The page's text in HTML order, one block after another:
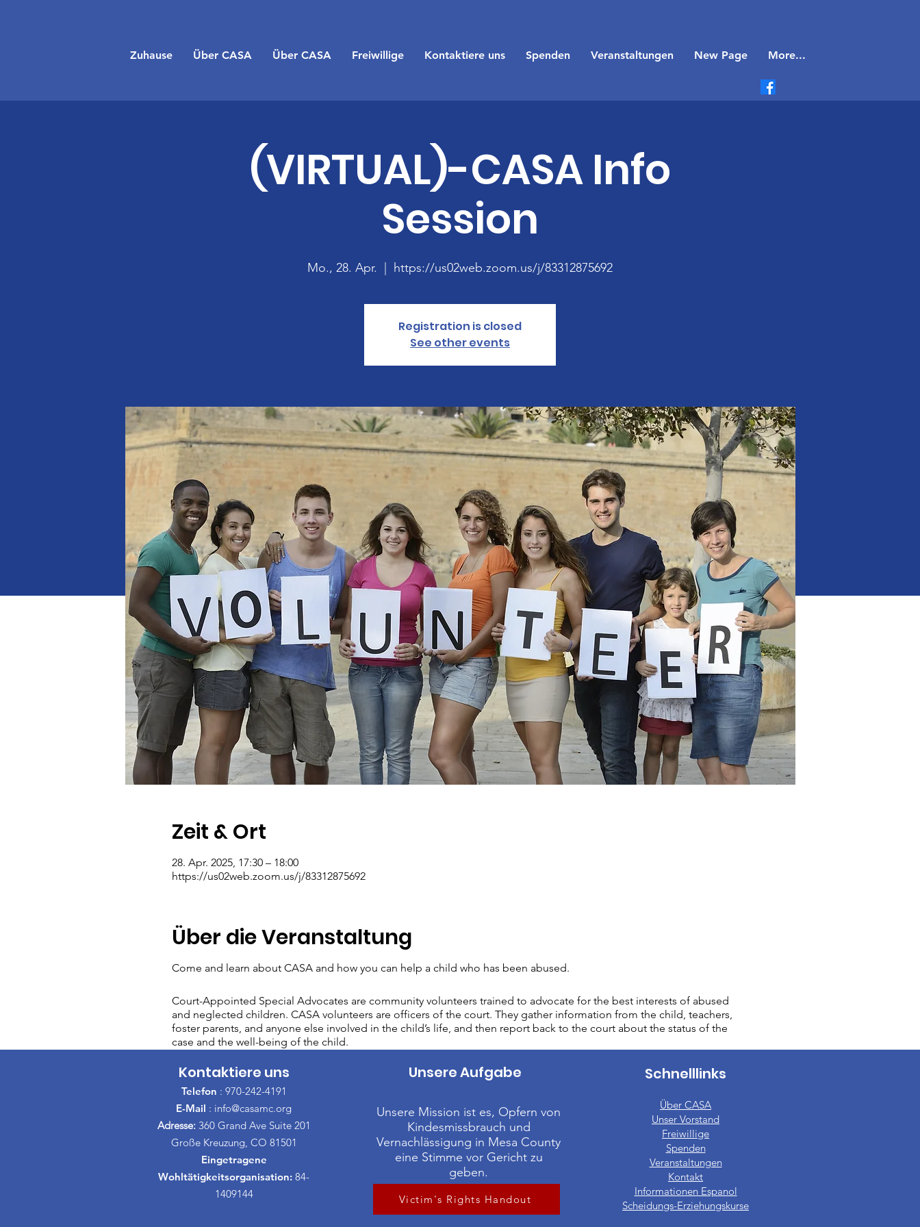
Zuhause Über CASA Über CASA Freiwillige Kontaktiere uns Spenden Veranstaltungen New Page More...
(VIRTUAL)-CASA Info
Session
Mo., 28. Apr. https://us02web.zoom.us/j/83312875692
Registration is closed
See other events
Zeit & Ort
28. Apr. 2025, 17:30 – 18:00
https://us02web.zoom.us/j/83312875692
Über die Veranstaltung
Come and learn about CASA and how you can help a child who has been abused.
Court-Appointed Special Advocates are community volunteers trained to advocate for the best interests of abused
and neglected children. CASA volunteers are officers of the court. They gather information from the child, teachers,
foster parents, and anyone else involved in the child’s life, and then report back to the court about the status of the
case and the well-being of the child.
Kontaktiere uns
Telefon : 970-242-4191
E-Mail : info@casamc.org
Adresse:360 Grand Ave Suite 201
Große Kreuzung, CO 81501
Eingetragene
Wohltätigkeitsorganisation: 84-
1409144
Unsere Aufgabe
Unsere Mission ist es, Opfern von
Kindesmissbrauch und
Vernachlässigung in Mesa County
eine Stimme vor Gericht zu
geben.
Victim's Rights Handout
Schnelllinks
Über CASA
Unser Vorstand
​Freiwillige
Spenden
Veranstaltungen
Kontakt
Informationen Espanol
Scheidungs-Erziehungskurse